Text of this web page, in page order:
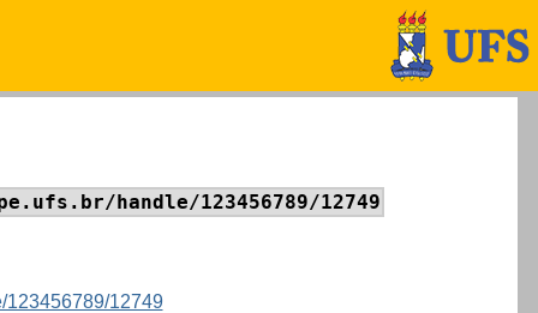
handle/123456789/12749
123456789/12749